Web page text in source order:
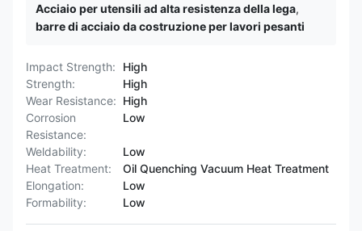
Acciaio per utensili ad alta resistenza della lega,
barre di acciaio da costruzione per lavori pesanti
Impact Strength:
High
Strength:
High
Wear Resistance: High
Corrosion
Resistance:
Low
Weldability:
Low
Heat Treatment:
Oil Quenching Vacuum Heat Treatment
Elongation:
Low
Formability:
Low